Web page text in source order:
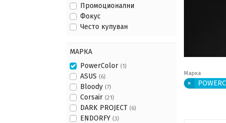
Промоционални
Фокус
Често купуван
МАРКА
PowerColor (1)
ASUS (6)
Bloody (7)
Corsair (21)
DARK PROJECT (6)
ENDORFY (3)
Марка
×